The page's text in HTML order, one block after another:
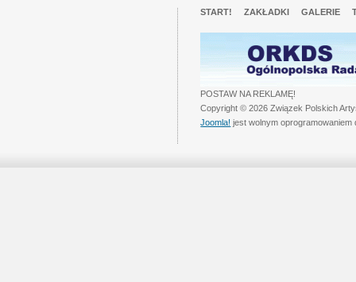
START! ZAKŁADKI GALERIE
POSTAW NA REKLAMĘ!
Copyright © 2026 Związek Polskich
Joomla! jest wolnym